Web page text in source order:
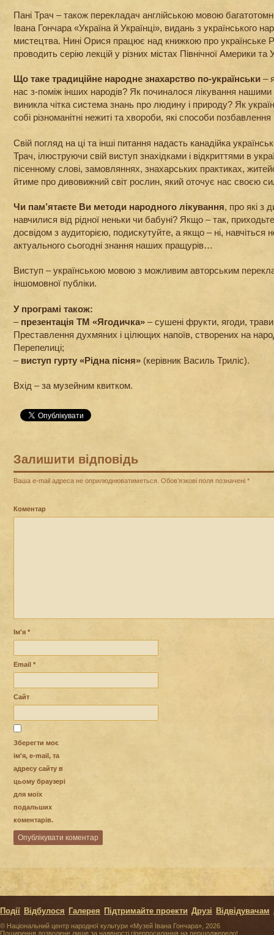
Пані Трач – також перекладач англійською мовою
Івана Гончара «Україна й Українці», видань з українського
мистецтва. Нині Орися працює над книжкою про українське
проводить серію лекцій у різних містах Північної Америки та
Що таке традиційне народне знахарство по-українськи –
нас з-поміж інших народів? Як починалося лікування
виникла чітка система знань про людину і природу? Як
собі різноманітні нежиті та хвороби, які способи
Свій погляд на ці та інші питання надасть канадійка
Трач, ілюструючи свій виступ знахідками і відкриттями в
пісенному слові, замовляннях, знахарських практиках,
йтиме про дивовижний світ рослин, який оточує нас своєю
Чи пам’ятаєте Ви методи народного лікування, про які з
навчилися від рідної неньки чи бабуні? Якщо – так,
досвідом з аудиторією, подискутуйте, а якщо – ні, навчіться
актуального сьогодні знання наших пращурів…
Виступ – українською мовою з можливим авторським
іншомовної публіки.
У програмі також:
– презентація ТМ «Ягодичка» – сушені фрукти, ягоди,
Преставлення духмяних і цілющих напоїв, створених на
Перепелиці;
– виступ гурту «Рідна пісня» (керівник Василь Триліс).
Вхід – за музейним квитком.
Залишити відповідь
Ваша e-mail адреса не оприлюднюватиметься. Обов’язкові поля позначені *
Коментар
Ім'я *
Email *
Сайт
Зберегти моє
ім'я, e-mail, та
адресу сайту в
цьому браузері
для моїх
подальших
коментарів.
© Національний центр народної культури «Музей Івана Гончара», 2026
Поширення дозволене лише за наявності гіперпосилання на першоджерело!
Події Відбулося Галерея Підтримайте проекти Друзі Відвідувачам